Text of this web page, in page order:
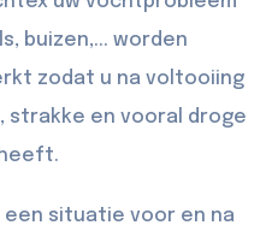
buizen,... worden
zodat u na voltooiing
strakke en vooral droge
een situatie voor en na